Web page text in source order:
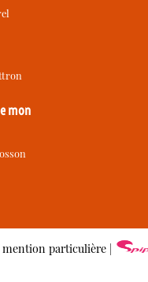
mon
mention particulière |